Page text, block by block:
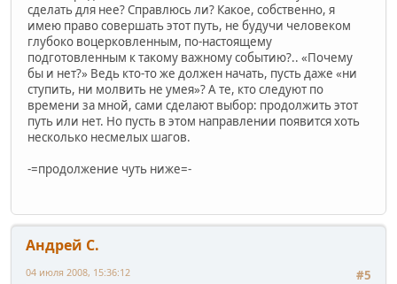
сделать для нее? Справлюсь ли? Какое, собственно, я
имею право совершать этот путь, не будучи человеком
глубоко воцерковленным, по-настоящему
подготовленным к такому важному событию?.. «Почему
бы и нет?» Ведь кто-то же должен начать, пусть даже «ни
ступить, ни молвить не умея»? А те, кто следуют по
времени за мной, сами сделают выбор: продолжить этот
путь или нет. Но пусть в этом направлении появится хоть
несколько несмелых шагов.
-=продолжение чуть ниже=-
Андрей С.
#5
04 июля 2008, 15:36:12